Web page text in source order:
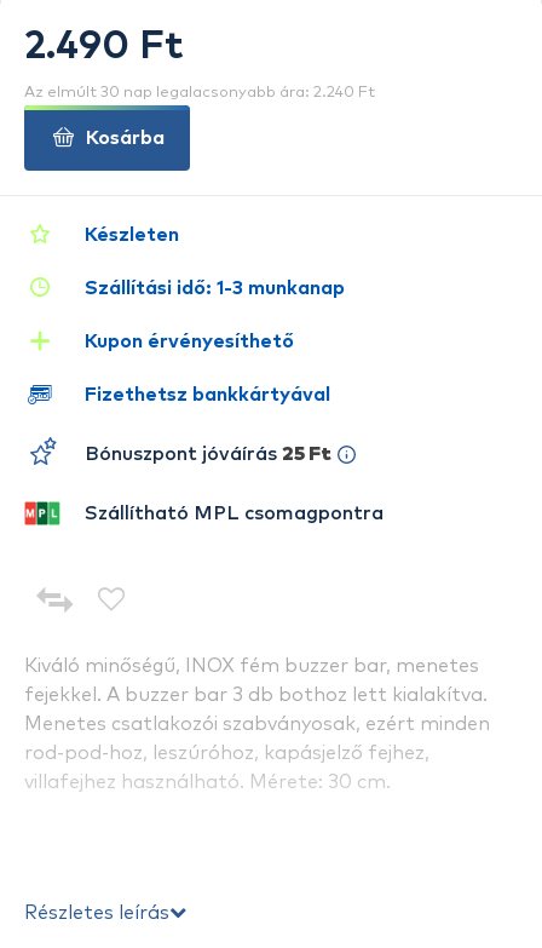
Kiváló minőségű, INOX fém buzzer bar, menetes
fejekkel. A buzzer bar 3 db bothoz lett kialakítva.
Menetes csatlakozói szabványosak, ezért minden
rod-pod-hoz, leszúróhoz, kapásjelző fejhez,
villafejhez használható. Mérete: 30 cm.
Részletes leírás
Készleten
Szállítási idő: 1-3 munkanap
Kupon érvényesíthető
Fizethetsz bankkártyával
Bónuszpont jóváírás 25 Ft
Szállítható MPL csomagpontra
2.490 Ft
Az elmúlt 30 nap legalacsonyabb ára: 2.240 Ft
Kosárba